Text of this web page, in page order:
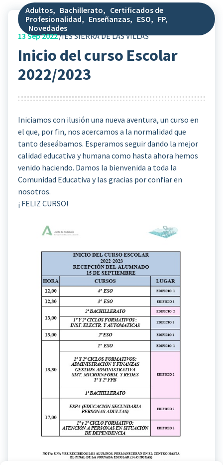
Adultos, Bachillerato, Certificados de
Profesionalidad, Enseñanzas, ESO, FP,
Novedades
13Sep 2022 IES SIERRA DE LAS VILLAS
Inicio del curso Escolar
2022/2023
Iniciamos con ilusión una nueva aventura, un curso en
el que, por fin, nos acercamos a la normalidad que
tanto deseábamos. Esperamos seguir dando la mejor
calidad educativa y humana como hasta ahora hemos
venido haciendo. Damos la bienvenida a toda la
Comunidad Educativa y las gracias por confiar en
nosotros.
¡ FELIZ CURSO!